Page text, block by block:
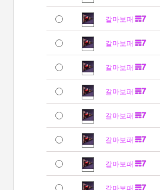
갈마보패
갈마보패
갈마보패
갈마보패
갈마보패
갈마보패
갈마보패
갈마보패